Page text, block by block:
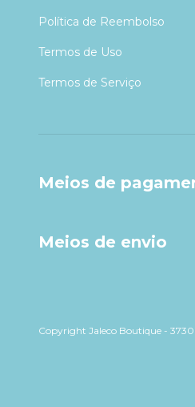
Política de Reembolso
Termos de Uso
Termos de Serviço
Meios de
Meios de envio
Copyright Jaleco Boutique -